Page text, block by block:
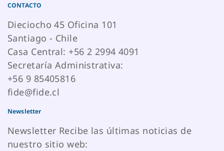
CONTACTO
Dieciocho 45 Oficina 101
Santiago - Chile
Casa Central: +56 2 2994 4091
Secretaría Administrativa:
+56 9 85405816
fide@fide.cl
Newsletter
Newsletter Recibe las últimas noticias de
nuestro sitio web: